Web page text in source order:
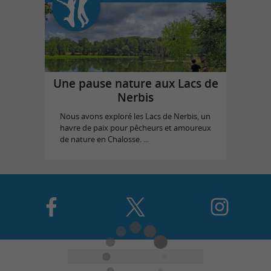
Une pause nature aux Lacs de
Nerbis
Nous avons exploré les Lacs de Nerbis, un
havre de paix pour pêcheurs et amoureux
de nature en Chalosse. ...